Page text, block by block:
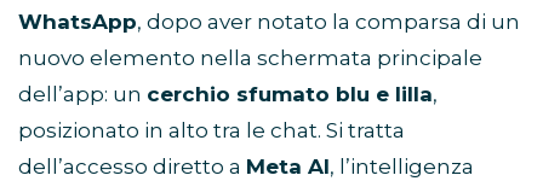
WhatsApp, dopo aver notato la comparsa di un
nuovo elemento nella schermata principale
dell’app: un cerchio sfumato blu e lilla,
posizionato in alto tra le chat. Si tratta
dell’accesso diretto a Meta AI, l’intelligenza